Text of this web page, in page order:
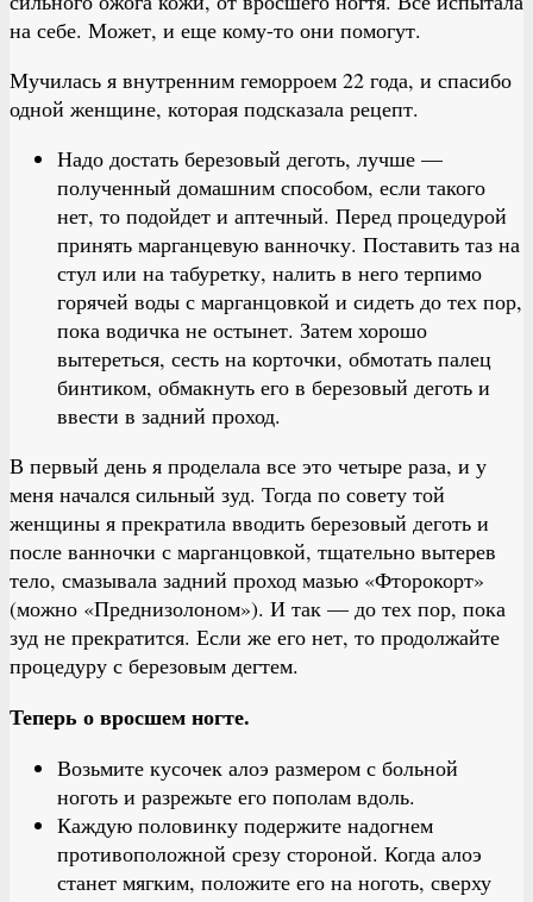
на себе. Может, и еще кому-то они помогут.
Мучилась я внутренним геморроем 22 года, и спасибо
одной женщине, которая подсказала рецепт.
Надо достать березовый деготь, лучше —
полученный домашним способом, если такого
нет, то подойдет и аптечный. Перед процедурой
принять марганцевую ванночку. Поставить таз на
стул или на табуретку, налить в него терпимо
горячей воды с марганцовкой и сидеть до тех пор,
пока водичка не остынет. Затем хорошо
вытереться, сесть на корточки, обмотать палец
бинтиком, обмакнуть его в березовый деготь и
ввести в задний проход.
В первый день я проделала все это четыре раза, и у
меня начался сильный зуд. Тогда по совету той
женщины я прекратила вводить березовый деготь и
после ванночки с марганцовкой, тщательно вытерев
тело, смазывала задний проход мазью «Фторокорт»
(можно «Преднизолоном»). И так — до тех пор, пока
зуд не прекратится. Если же его нет, то продолжайте
процедуру с березовым дегтем.
Теперь о вросшем ногте.
Возьмите кусочек алоэ размером с больной
ноготь и разрежьте его пополам вдоль.
Каждую половинку подержите надогнем
противоположной срезу стороной. Когда алоэ
станет мягким, положите его на ноготь, сверху